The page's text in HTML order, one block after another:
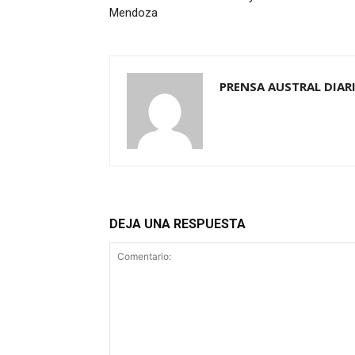
Mendoza
PRENSA AUSTRAL
DEJA UNA RESPUESTA